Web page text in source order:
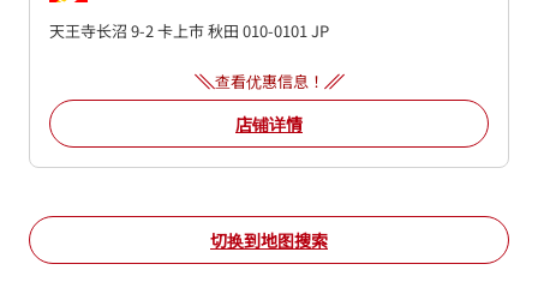
天王寺长沼 9-2卡上市秋田 010-0101JP
查看优惠信息！
店铺详情
切换到地图搜索